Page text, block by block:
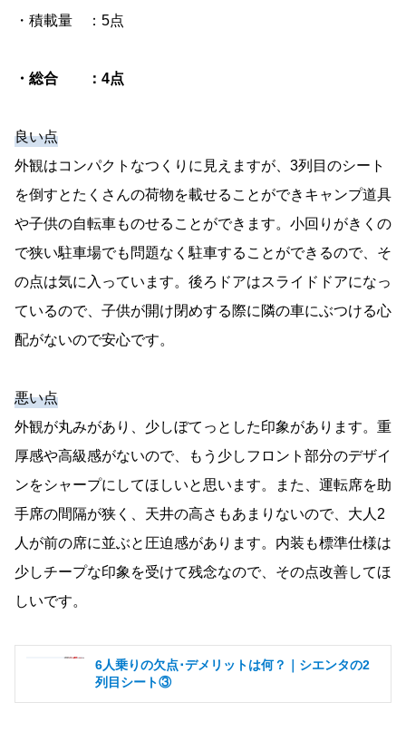
・積載量 ：5点
・総合 ：4点
良い点
外観はコンパクトなつくりに見えますが、3列目のシート
を倒すとたくさんの荷物を載せることができキャンプ道具
や子供の自転車ものせることができます。小回りがきくの
で狭い駐車場でも問題なく駐車することができるので、そ
の点は気に入っています。後ろドアはスライドドアになっ
ているので、子供が開け閉めする際に隣の車にぶつける心
配がないので安心です。
悪い点
外観が丸みがあり、少しぼてっとした印象があります。重
厚感や高級感がないので、もう少しフロント部分のデザイ
ンをシャープにしてほしいと思います。また、運転席を助
手席の間隔が狭く、天井の高さもあまりないので、大人2
人が前の席に並ぶと圧迫感があります。内装も標準仕様は
少しチープな印象を受けて残念なので、その点改善してほ
しいです。
6人乗りの欠点･デメリットは何？｜シエンタの2
列目シート③